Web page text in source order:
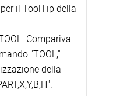
il ToolTip della
Compariva
"TOOL,".
della